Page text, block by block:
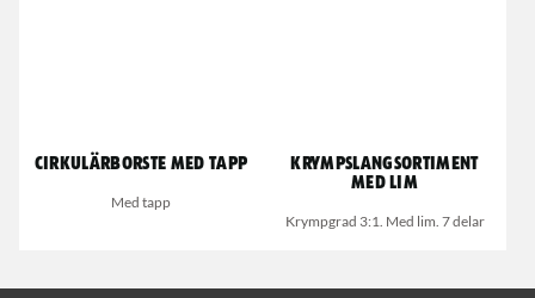
Cirkulärborste med tapp
Med tapp
Krympslangsortiment
med lim
Krympgrad 3:1. Med lim. 7 delar